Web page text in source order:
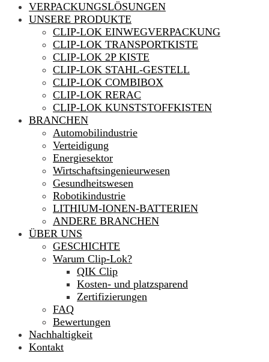
VERPACKUNGSLÖSUNGEN
UNSERE PRODUKTE
CLIP-LOK EINWEGVERPACKUNG
CLIP-LOK TRANSPORTKISTE
CLIP-LOK 2P KISTE
CLIP-LOK STAHL-GESTELL
CLIP-LOK COMBIBOX
CLIP-LOK RERAC
CLIP-LOK KUNSTSTOFFKISTEN
BRANCHEN
Automobilindustrie
Verteidigung
Energiesektor
Wirtschaftsingenieurwesen
Gesundheitswesen
Robotikindustrie
LITHIUM-IONEN-BATTERIEN
ANDERE BRANCHEN
ÜBER UNS
GESCHICHTE
Warum Clip-Lok?
QIK Clip
Kosten- und platzsparend
Zertifizierungen
FAQ
Bewertungen
Nachhaltigkeit
Kontakt